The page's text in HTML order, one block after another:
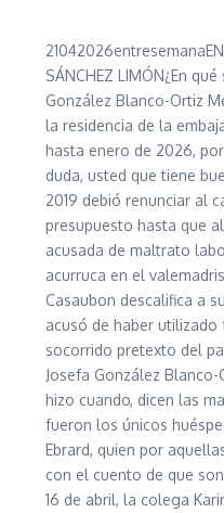
SÁNCHEZ LIMÓN¿En
González Blanco-Ortiz
la residencia de la
hasta enero de 2026,
duda, usted que tiene
2019 debió renunciar al
presupuesto hasta que
acusada de maltrato
acurruca en el
Casaubon descalifica a
acusó de haber
socorrido pretexto del
Josefa González
hizo cuando, dicen las
fueron los únicos
Ebrard, quien por
con el cuento de que
16 de abril, la colega